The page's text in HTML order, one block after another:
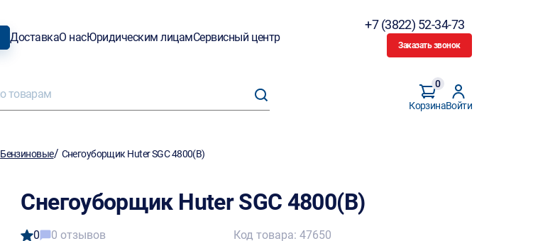
ДоставкаО насЮридическим лицамСервисный центр
+7 (3822) 52-34-73
Заказать звонок
Корзина
0
Войти
Бензиновые/ Снегоуборщик Huter SGC 4800(B)
Снегоуборщик Huter SGC 4800(B)
0 0 отзывов Код товара: 47650